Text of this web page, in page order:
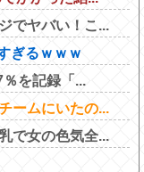
でヤバい！こ...
ぎるｗｗｗ
％を記録「...
ームにいたの...
で女の色気全...